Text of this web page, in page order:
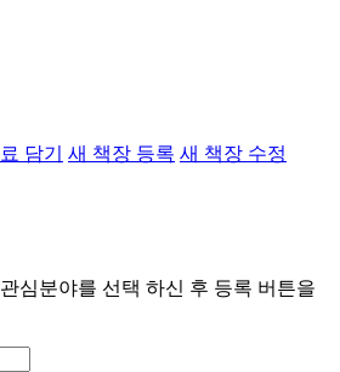
담기 새 책장 등록 새 책장 수정
심분야를 선택 하신 후 등록 버튼을